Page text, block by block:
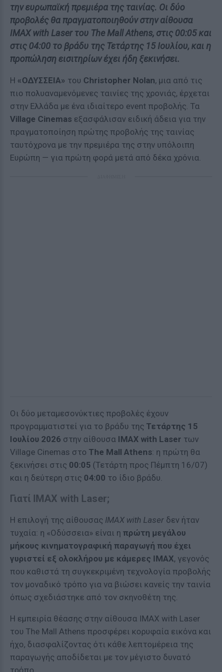
την ευρωπαϊκή πρεμιέρα της ταινίας. Οι δύο
προβολές θα πραγματοποιηθούν στην αίθουσα
IMAX with Laser του The Mall Athens, στις 00:05 και
στις 04:00 το βράδυ της Τετάρτης 15 Ιουλίου, και η
προπώληση εισιτηρίων έχει ήδη ξεκινήσει.
Η «ΟΔΥΣΣΕΙΑ» του Christopher Nolan, μια από τις
πιο πολυαναμενόμενες ταινίες της χρονιάς, έρχεται
στην Ελλάδα με ένα ιδιαίτερο event προβολής. Τα
Village Cinemas εξασφάλισαν ειδική άδεια για την
πραγματοποίηση πρώτης προβολής της ταινίας
ταυτόχρονα με την πρεμιέρα της στην υπόλοιπη
Ευρώπη — για πρώτη φορά μετά από δέκα χρόνια.
Οι δύο μεταμεσονύκτιες προβολές έχουν
προγραμματιστεί για το βράδυ της Τετάρτης 15
Ιουλίου 2026 στην αίθουσα IMAX with Laser των
Village Cinemas στο The Mall Athens: η πρώτη θα
ξεκινήσει στις 00:05 (Τετάρτη προς Πέμπτη 16/07)
και η δεύτερη στις 04:00 το ίδιο βράδυ.
Γιατί IMAX with Laser;
Η επιλογή της αίθουσας IMAX with Laser δεν ήταν
τυχαία: η «Οδύσσεια» είναι η πρώτη μεγάλου
μήκους κινηματογραφική παραγωγή που έχει
γυριστεί εξ ολοκλήρου με κάμερες IMAX, γεγονός
που καθιστά τη συγκεκριμένη τεχνολογία προβολής
τον μοναδικό τρόπο για να βιώσει κανείς την ταινία
όπως σχεδιάστηκε από τον σκηνοθέτη της.
Η εμπειρία θέασης στην αίθουσα IMAX with Laser
του The Mall Athens προσφέρει κορυφαία εικόνα και
ήχο, διασφαλίζοντας ότι κάθε λεπτομέρεια της
παραγωγής αποδίδεται με τον μέγιστο δυνατό
τρόπο.